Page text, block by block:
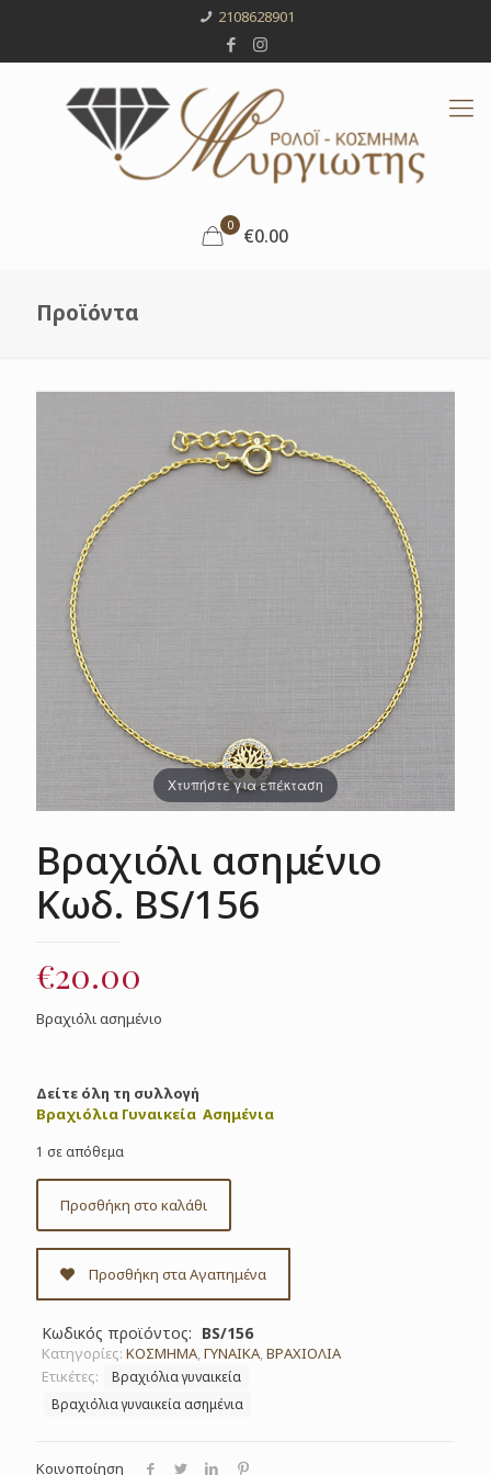
2108628901
0 €0.00
Προϊόντα
Χτυπήστε για επέκταση
Βραχιόλι ασημένιο
Κωδ. BS/156
€20.00
Βραχιόλι ασημένιο
Δείτε όλη τη συλλογή
Βραχιόλια Γυναικεία Ασημένια
1 σε απόθεμα
Προσθήκη στο καλάθι
Προσθήκη στα Αγαπημένα
Κωδικός προϊόντος: BS/156
Κατηγορίες: ΚΟΣΜΗΜΑ,ΓΥΝΑΙΚΑ,ΒΡΑΧΙΟΛΙΑ
Ετικέτες:
Βραχιόλια γυναικεία
Βραχιόλια γυναικεία ασημένια
Κοινοποίηση